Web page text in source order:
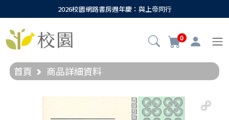
2026校園網路書房週年慶：與上帝同行
0
首頁 商品詳細資料